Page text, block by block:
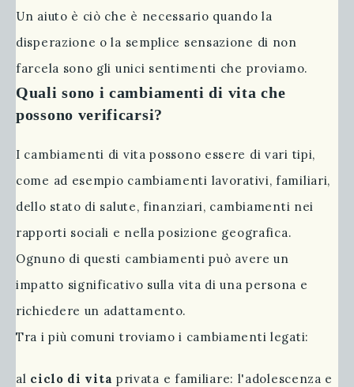
Un aiuto è ciò che è necessario quando la
disperazione o la semplice sensazione di non
farcela sono gli unici sentimenti che proviamo.
Quali sono i cambiamenti di vita che
possono verificarsi?
I cambiamenti di vita possono essere di vari tipi,
come ad esempio cambiamenti lavorativi, familiari,
dello stato di salute, finanziari, cambiamenti nei
rapporti sociali e nella posizione geografica.
Ognuno di questi cambiamenti può avere un
impatto significativo sulla vita di una persona e
richiedere un adattamento.
Tra i più comuni troviamo i cambiamenti legati:
al ciclo di vita privata e familiare: l'adolescenza e